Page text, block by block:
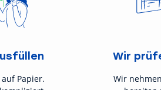
Papier.
Wir
Wir